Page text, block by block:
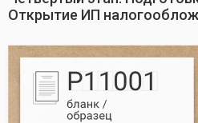
Открытие ИП